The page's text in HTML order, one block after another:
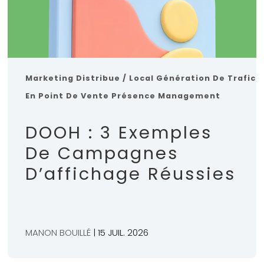
Marketing Distribue / Local Génération De Trafic
En Point De Vente Présence Management
DOOH : 3 Exemples
De Campagnes
D’affichage Réussies
MANON BOUILLÉ | 15 JUIL. 2026